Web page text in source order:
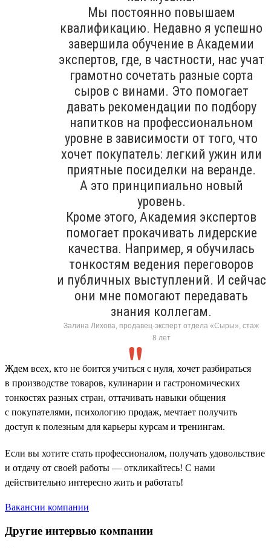
Мы постоянно повышаем
квалификацию. Недавно я успешно
завершила обучение в Академии
экспертов, где, в частности, нас учат
грамотно сочетать разные сорта
сыров с винами. Это помогает
давать рекомендации по подбору
напитков на профессиональном
уровне в зависимости от того, что
хочет покупатель: легкий ужин или
приятные посиделки на веранде.
А это принципиально новый
уровень.
Кроме этого, Академия экспертов
помогает прокачивать лидерские
качества. Например, я обучилась
тонкостям ведения переговоров
и публичных выступлений. И сейчас
они мне помогают передавать
знания коллегам.
Залина Лихова, продавец-эксперт отдела «Сыры», стаж
8 лет
Ждем всех, кто не боится учиться с нуля, хочет разбираться
в производстве товаров, кулинарии и гастрономических
тонкостях разных стран, оттачивать навыки общения
с покупателями, психологию продаж, мечтает получить
доступ к полезным для карьеры курсам и тренингам.
Если вы хотите стать профессионалом, получать удовольствие
и отдачу от своей работы — откликайтесь! С нами
действительно интересно жить и работать!
Вакансии компании
Другие интервью компании